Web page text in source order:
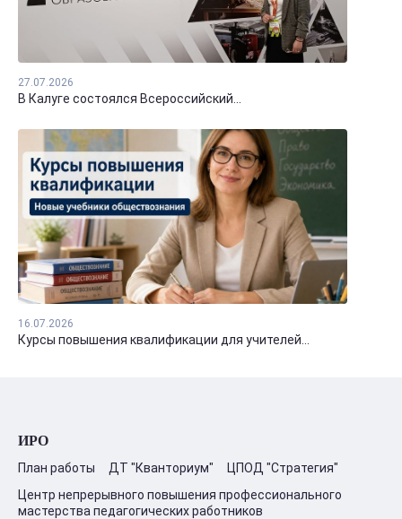
27.07.2026
В Калуге состоялся Всероссийский...
16.07.2026
Курсы повышения квалификации для учителей...
ИРО
План работы ДТ "Кванториум"
ЦПОД "Стратегия"
Центр непрерывного повышения профессионального
мастерства педагогических работников